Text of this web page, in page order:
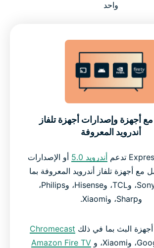
واحد
أجهزة وإصدارات أجهزة تلفاز
أندرويد المعروفة
أندرويد 5.0
أو الإصدارات
مع أجهزة تلفاز أندرويد المعروفة بما
في ذلك Sony، وTCL، وHisense، وPhilips،
وSharp، وXiaomi.
البث بما في ذلك Chromecast
Amazon Fire TV